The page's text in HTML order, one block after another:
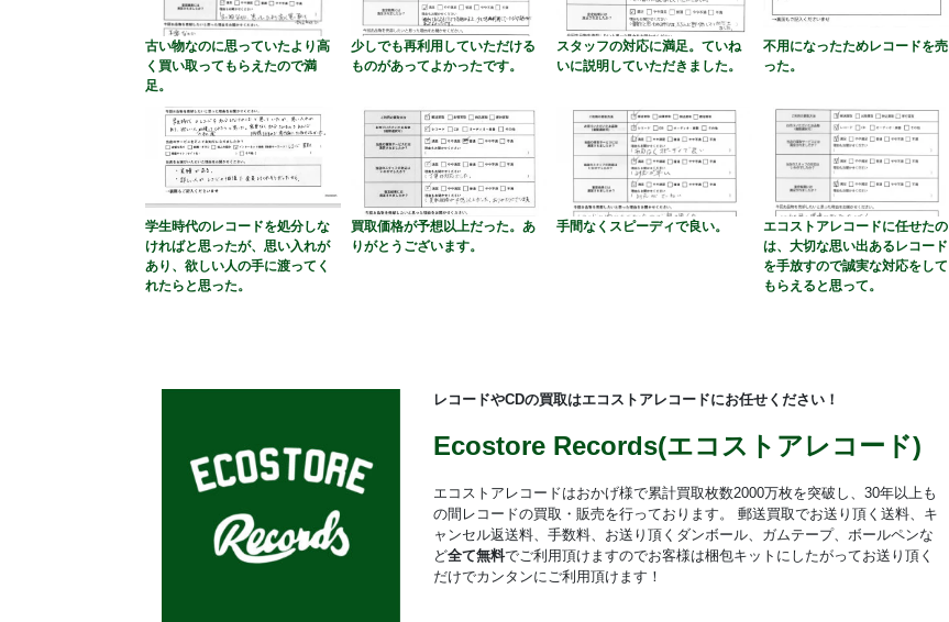
古い物なのに思っていたより高
く買い取ってもらえたので満
足。
少しでも再利用していただける
ものがあってよかったです。
スタッフの対応に満足。ていね
いに説明していただきました。
不用になったためレコードを売
った。
学生時代のレコードを処分しな
ければと思ったが、思い入れが
あり、欲しい人の手に渡ってく
れたらと思った。
買取価格が予想以上だった。あ
りがとうございます。
手間なくスピーディで良い。
エコストアレコードに任せたの
は、大切な思い出あるレコード
を手放すので誠実な対応をして
もらえると思って。
レコードやCDの買取はエコストアレコードにお任せください！
Ecostore Records(エコストアレコード)
エコストアレコードはおかげ様で累計買取枚数2000万枚を突破し、30年以上も
の間レコードの買取・販売を行っております。 郵送買取でお送り頂く送料、キ
ャンセル返送料、手数料、お送り頂くダンボール、ガムテープ、ボールペンな
ど全て無料でご利用頂けますのでお客様は梱包キットにしたがってお送り頂く
だけでカンタンにご利用頂けます！